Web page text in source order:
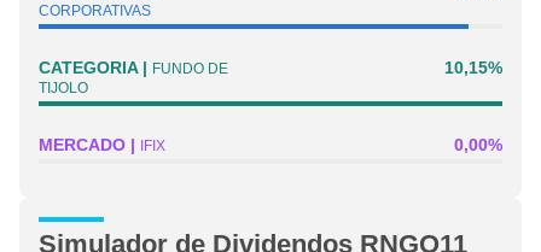
CORPORATIVAS
CATEGORIA
FUNDO DE
TIJOLO
10,15%
MERCADO IFIX 0,00%
Simulador de Dividendos RNGO11